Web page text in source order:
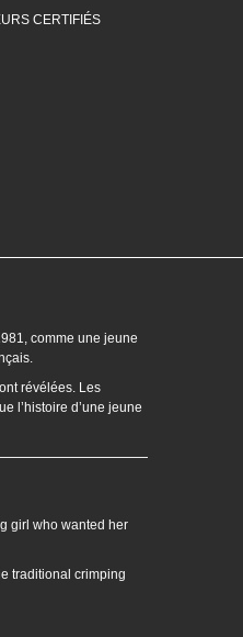
CERTIFIÉS
comme une jeune
révélées. Les
l’histoire d’une jeune
girl who wanted her
traditional crimping